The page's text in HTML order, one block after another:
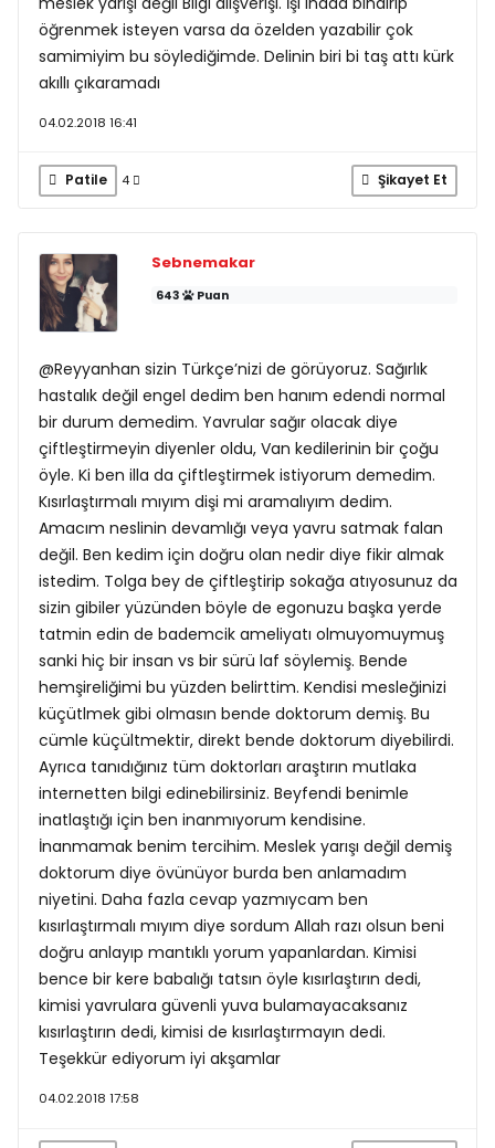
öğrenmek isteyen varsa da özelden yazabilir çok
samimiyim bu söylediğimde. Delinin biri bi taş attı kürk
akıllı çıkaramadı
04.02.2018 16:41
Patile 4 Şikayet Et
Sebnemakar
643 Puan
@Reyyanhan sizin Türkçe’nizi de görüyoruz. Sağırlık
hastalık değil engel dedim ben hanım edendi normal
bir durum demedim. Yavrular sağır olacak diye
çiftleştirmeyin diyenler oldu, Van kedilerinin bir çoğu
öyle. Ki ben illa da çiftleştirmek istiyorum demedim.
Kısırlaştırmalı mıyım dişi mi aramalıyım dedim.
Amacım neslinin devamlığı veya yavru satmak falan
değil. Ben kedim için doğru olan nedir diye fikir almak
istedim. Tolga bey de çiftleştirip sokağa atıyosunuz da
sizin gibiler yüzünden böyle de egonuzu başka yerde
tatmin edin de bademcik ameliyatı olmuyomuymuş
sanki hiç bir insan vs bir sürü laf söylemiş. Bende
hemşireliğimi bu yüzden belirttim. Kendisi mesleğinizi
küçütlmek gibi olmasın bende doktorum demiş. Bu
cümle küçültmektir, direkt bende doktorum diyebilirdi.
Ayrıca tanıdığınız tüm doktorları araştırın mutlaka
internetten bilgi edinebilirsiniz. Beyfendi benimle
inatlaştığı için ben inanmıyorum kendisine.
İnanmamak benim tercihim. Meslek yarışı değil demiş
doktorum diye övünüyor burda ben anlamadım
niyetini. Daha fazla cevap yazmıycam ben
kısırlaştırmalı mıyım diye sordum Allah razı olsun beni
doğru anlayıp mantıklı yorum yapanlardan. Kimisi
bence bir kere babalığı tatsın öyle kısırlaştırın dedi,
kimisi yavrulara güvenli yuva bulamayacaksanız
kısırlaştırın dedi, kimisi de kısırlaştırmayın dedi.
Teşekkür ediyorum iyi akşamlar
04.02.2018 17:58